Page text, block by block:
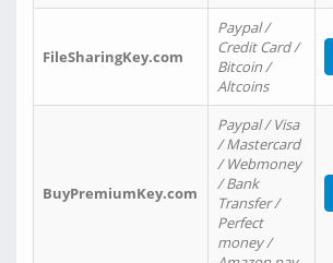
FileSharingKey.com
Paypal /
Credit Card /
Bitcoin /
Altcoins
BuyPremiumKey.com
Paypal / Visa
/ Mastercard
/ Webmoney
/ Bank
Transfer /
Perfect
money /